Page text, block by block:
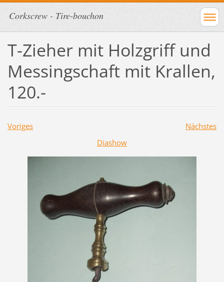
Corkscrew - Tire-bouchon
T-Zieher mit Holzgriff und
Messingschaft mit Krallen,
120.-
Voriges
Nächstes
Diashow